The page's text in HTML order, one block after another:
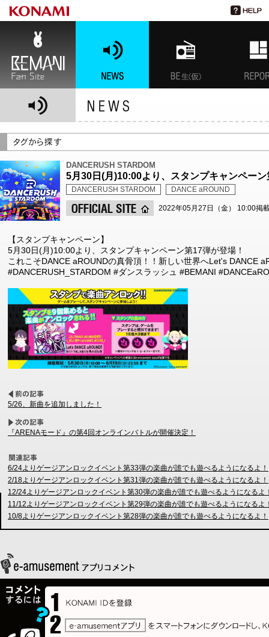
DANCERUSH STARDOM
5月30日(月)10:00より、スタンプキャンペー
DANCERUSH STARDOM DANCE aROUND
2022年05月27日（金） 10:00掲
【スタンプキャンペーン】
5月30日(月)10:00より、スタンプキャンペーン第17弾が登場！
これこそDANCE aROUNDの真骨頂！！新しい世界へLet's DANCE
#DANCERUSH_STARDOM #ダンスラッシュ #BEMANI
5/26、新曲を追加しました！
『ARENAモード』の第4回オンラインバトルが開催決定！
6/24よりゲージアンロックイベント第33弾の楽曲が誰でも遊べるようになるよ！
2/18よりゲージアンロックイベント第31弾の楽曲が誰でも遊べるようになるよ！
12/24よりゲージアンロックイベント第30弾の楽曲が誰でも遊べるようになるよ
11/12よりゲージアンロックイベント第29弾の楽曲が誰でも遊べるようになるよ
10/8よりゲージアンロックイベント第28弾の楽曲が誰でも遊べるようになるよ！